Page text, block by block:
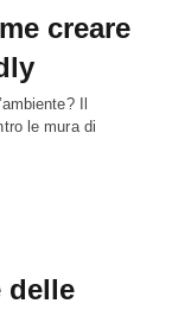
creare
Il
le mura di
delle